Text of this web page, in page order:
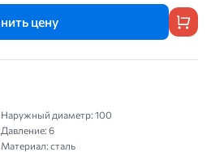
цену
Наружный диаметр: 100
6
сталь